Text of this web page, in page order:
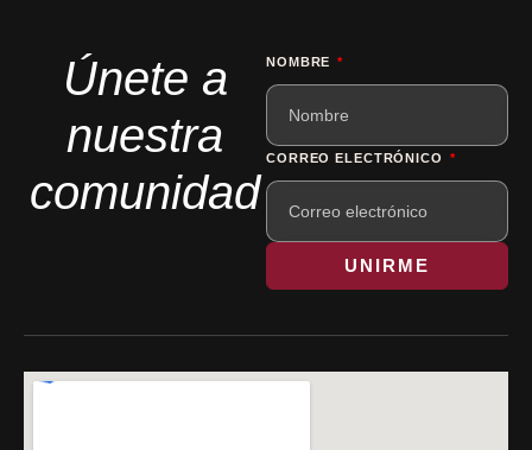
Únete a
nuestra
comunidad
NOMBRE
CORREO ELECTRÓNICO
UNIRME